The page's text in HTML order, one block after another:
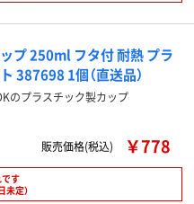
プ 250ml フタ付 耐熱 プラ
387698 1個（直送品）
のプラスチック製カップ
販売価格(税込) ￥778
す
未定）